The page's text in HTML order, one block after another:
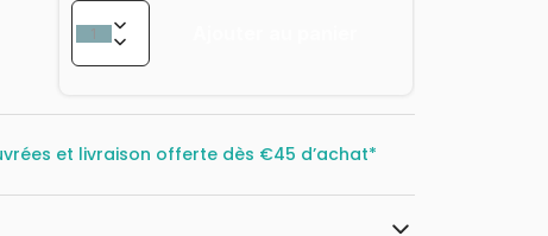
et livraison offerte dès €45 d’achat*